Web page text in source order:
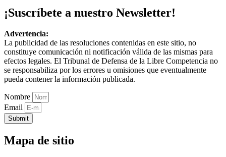
¡Suscríbete a nuestro Newsletter!
Advertencia:
La publicidad de las resoluciones contenidas en este sitio, no
constituye comunicación ni notificación válida de las mismas para
efectos legales. El Tribunal de Defensa de la Libre Competencia no
se responsabiliza por los errores u omisiones que eventualmente
pueda contener la información publicada.
Nombre
Email
Submit
Mapa de sitio